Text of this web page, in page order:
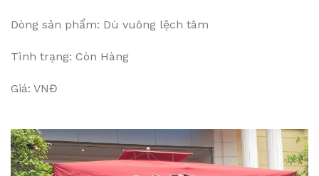
Dòng sản phẩm: Dù vuông lệch tâm
Tình trạng: Còn Hàng
Giá: VNĐ